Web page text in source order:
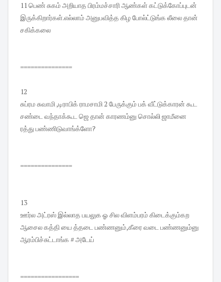
11 பெண் சுகம் அறியாத பிரம்மச்சாரி ஆண்கள் கட்டுக்கோப்புடன்
இருக்கிறார்கள்.எல்லாம் அனுபவித்த கிழ போல்ட்டுங்க லீலை தான்
சகிக்கலை
===============
12
சுப்ரம சுவாமி ,டிராபிக் ராமசாமி 2 பேருக்கும் பக் வீட்டுக்காரன் கூட
சண்டை வந்தாக்கூட ஜெ தான் காரணம்னு சொல்லி ஜாமீனை
ரத்து பண்ணிடுவாங்க்ளோ?
===============
13
ஊர்ல அட்ரஸ் இல்லாத பயலுக ஓ சில விளம்பரம் கிடைக்கும்கற
ஆசைல கத்தி யை த்தடை பண்ணனும்,கீரை வடை பண்ணனும்னு
ஆரம்பிச்சுட்டாங்க # அடேய்
=================